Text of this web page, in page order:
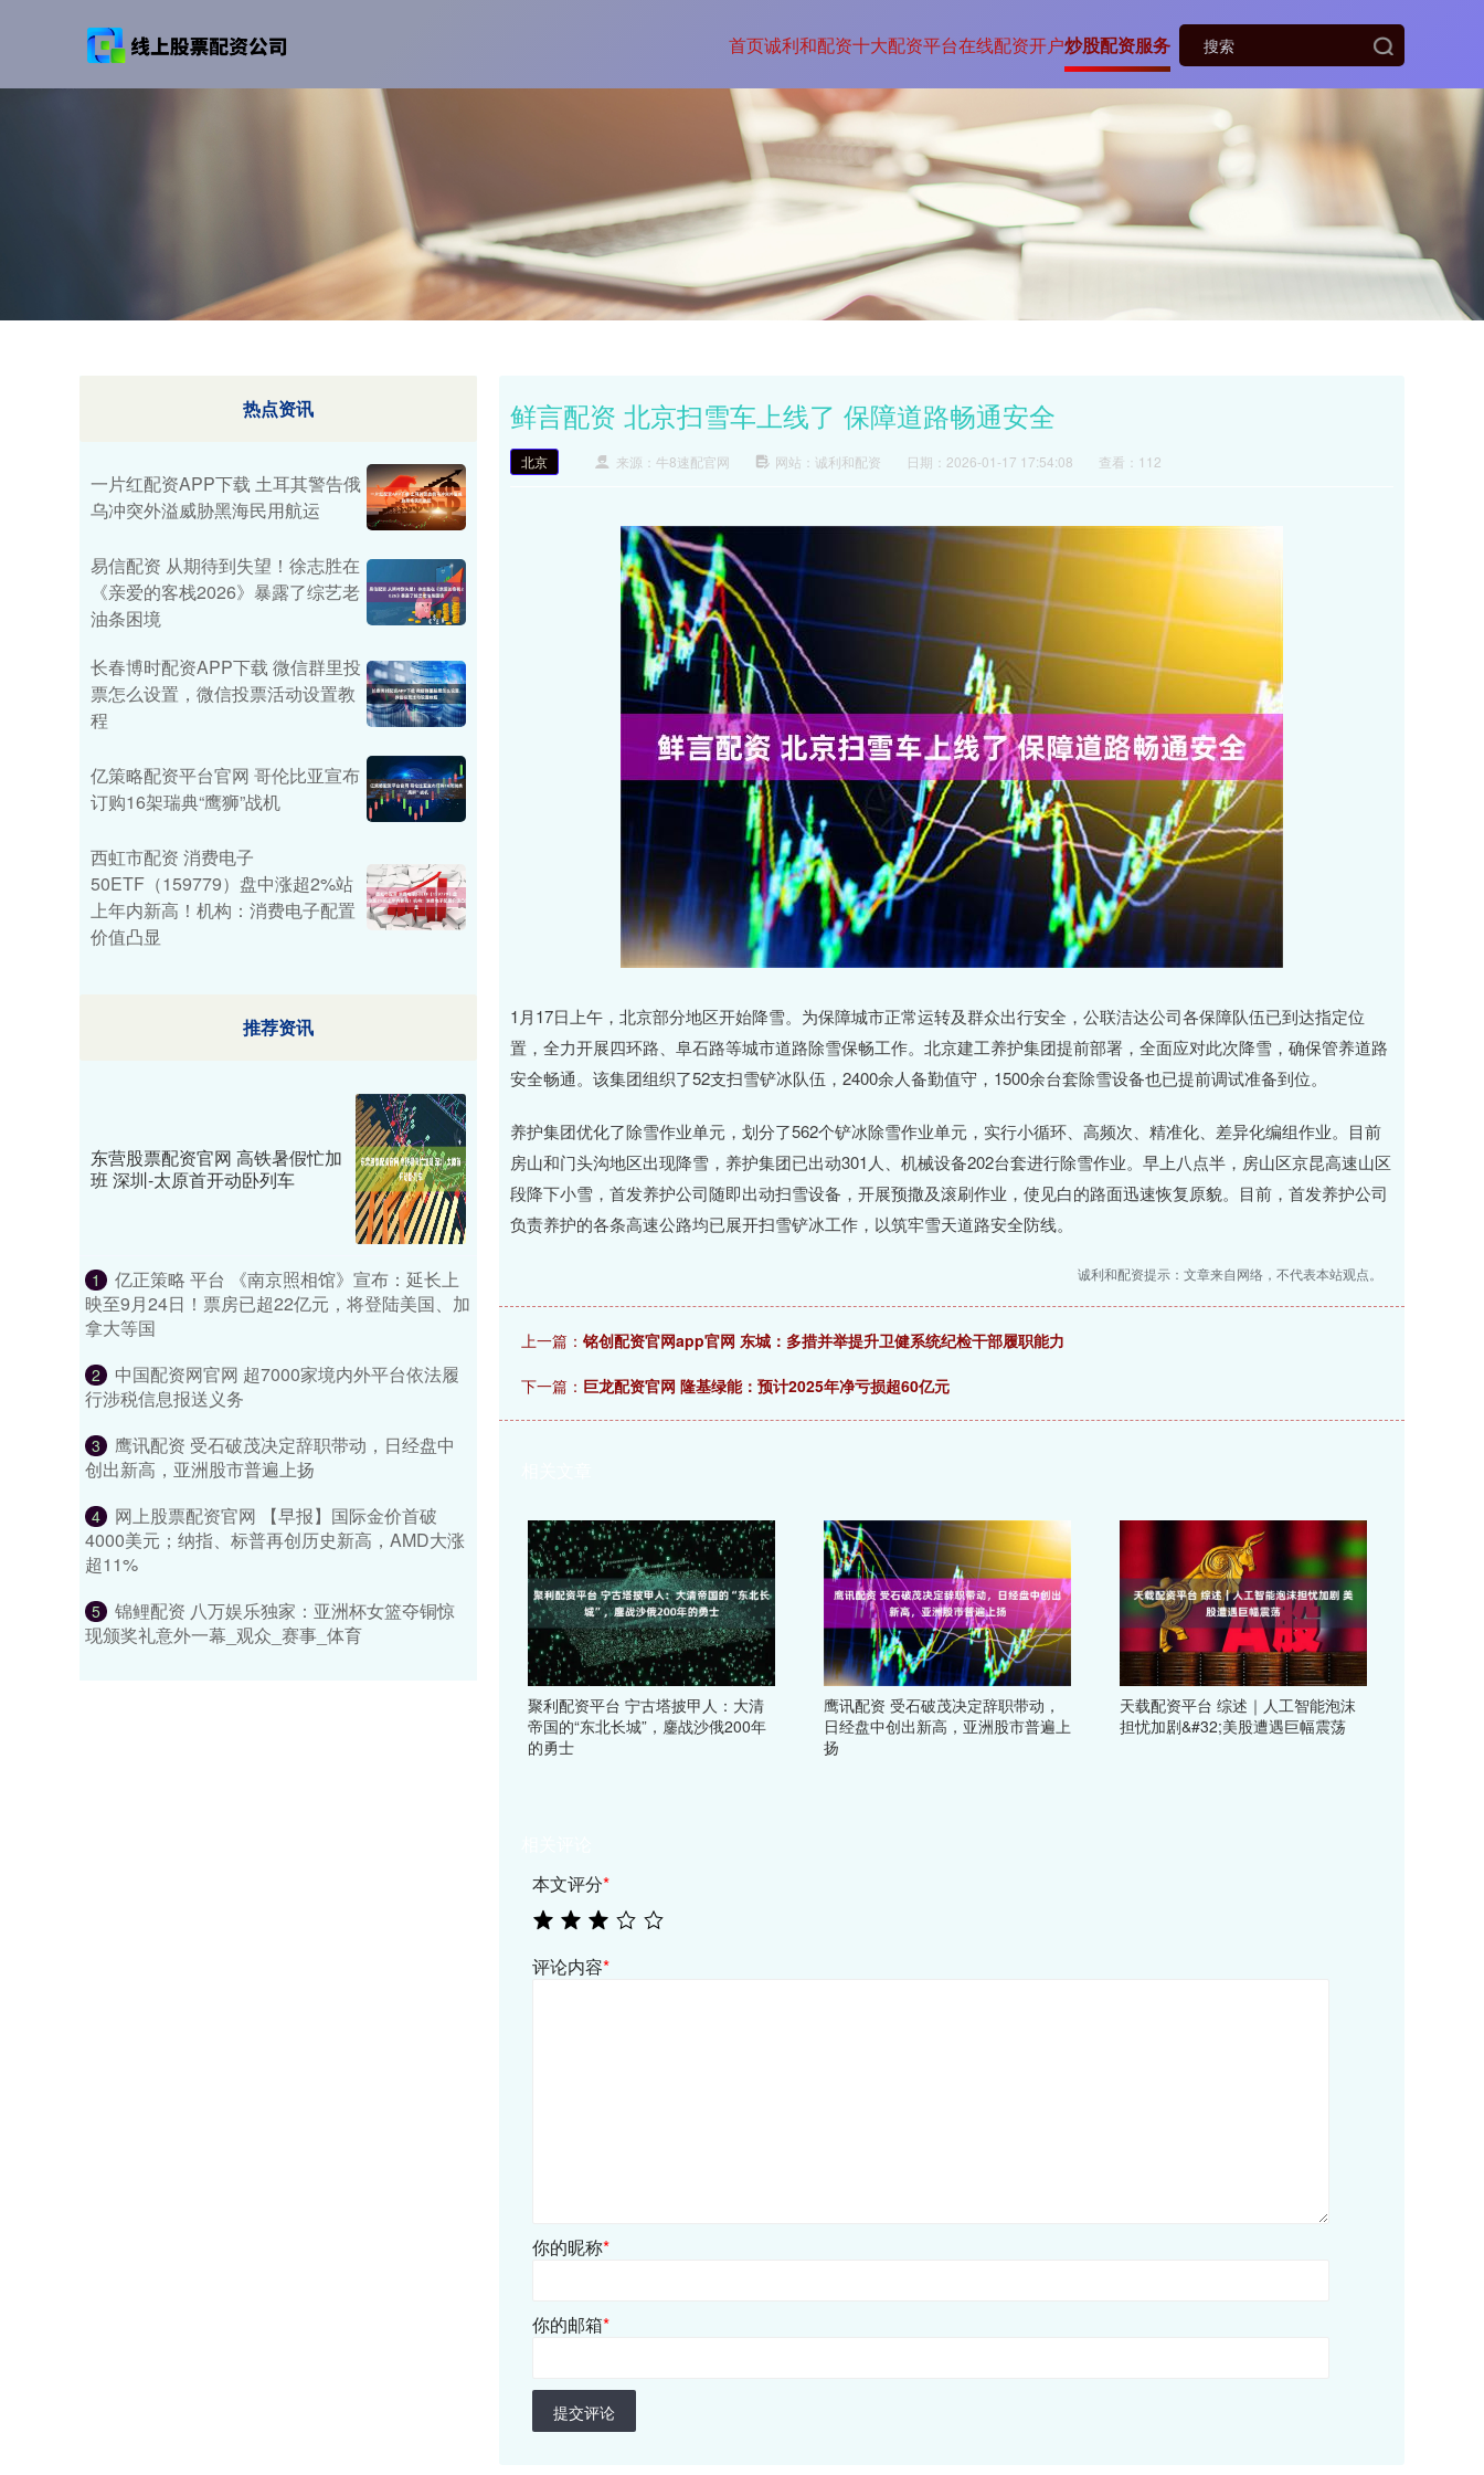
首页诚利和配资十大配资平台在线配资开户炒股配资服务
鲜言配资 北京扫雪车上线了 保障道路畅通安全
北京 来源：牛8速配官网 网站：诚利和配资 日期：2026-01-17 17:54:08 查看：112
1月17日上午，北京部分地区开始降雪。为保障城市正常运转及群众出行安全，公联洁达公司各保障队伍已到达指定位
置，全力开展四环路、阜石路等城市道路除雪保畅工作。北京建工养护集团提前部署，全面应对此次降雪，确保管养道路
安全畅通。该集团组织了52支扫雪铲冰队伍，2400余人备勤值守，1500余台套除雪设备也已提前调试准备到位。
养护集团优化了除雪作业单元，划分了562个铲冰除雪作业单元，实行小循环、高频次、精准化、差异化编组作业。目前
房山和门头沟地区出现降雪，养护集团已出动301人、机械设备202台套进行除雪作业。早上八点半，房山区京昆高速山区
段降下小雪，首发养护公司随即出动扫雪设备，开展预撒及滚刷作业，使见白的路面迅速恢复原貌。目前，首发养护公司
负责养护的各条高速公路均已展开扫雪铲冰工作，以筑牢雪天道路安全防线。
诚利和配资提示：文章来自网络，不代表本站观点。
上一篇： 铭创配资官网app官网 东城：多措并举提升卫健系统纪检干部履职能力
下一篇： 巨龙配资官网 隆基绿能：预计2025年净亏损超60亿元
聚利配资平台 宁古塔披甲人：大清
帝国的“东北长城”，鏖战沙俄200年
的勇士
鹰讯配资 受石破茂决定辞职带动，
日经盘中创出新高，亚洲股市普遍上
扬
天载配资平台 综述｜人工智能泡沫
担忧加剧&#32;美股遭遇巨幅震荡
本文评分*
评论内容*
你的昵称*
你的邮箱*
提交评论
热点资讯
一片红配资APP下载 土耳其警告俄
乌冲突外溢威胁黑海民用航运
易信配资 从期待到失望！徐志胜在
《亲爱的客栈2026》暴露了综艺老
油条困境
长春博时配资APP下载 微信群里投
票怎么设置，微信投票活动设置教
程
亿策略配资平台官网 哥伦比亚宣布
订购16架瑞典“鹰狮”战机
西虹市配资 消费电子
50ETF（159779）盘中涨超2%站
上年内新高！机构：消费电子配置
价值凸显
推荐资讯
东营股票配资官网 高铁暑假忙加
班 深圳-太原首开动卧列车
1
亿正策略 平台 《南京照相馆》宣布：延长上
映至9月24日！票房已超22亿元，将登陆美国、加
拿大等国
2
中国配资网官网 超7000家境内外平台依法履
行涉税信息报送义务
3
鹰讯配资 受石破茂决定辞职带动，日经盘中
创出新高，亚洲股市普遍上扬
4
网上股票配资官网 【早报】国际金价首破
4000美元；纳指、标普再创历史新高，AMD大涨
超11%
5
锦鲤配资 八万娱乐独家：亚洲杯女篮夺铜惊
现颁奖礼意外一幕_观众_赛事_体育